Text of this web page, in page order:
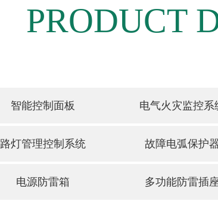
PRODUCT
智能控制面板 电气火灾监控系
路灯管理控制系统 故障电弧保护
电源防雷箱 多功能防雷插